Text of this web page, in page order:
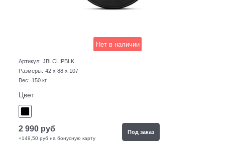
Нет в наличии
Артикул: JBLCLIPBLK
Размеры: 42 x 88 x 107
Вес: 150 кг.
Цвет
2 990 руб
+149,50 руб на бонусную карту
Под заказ